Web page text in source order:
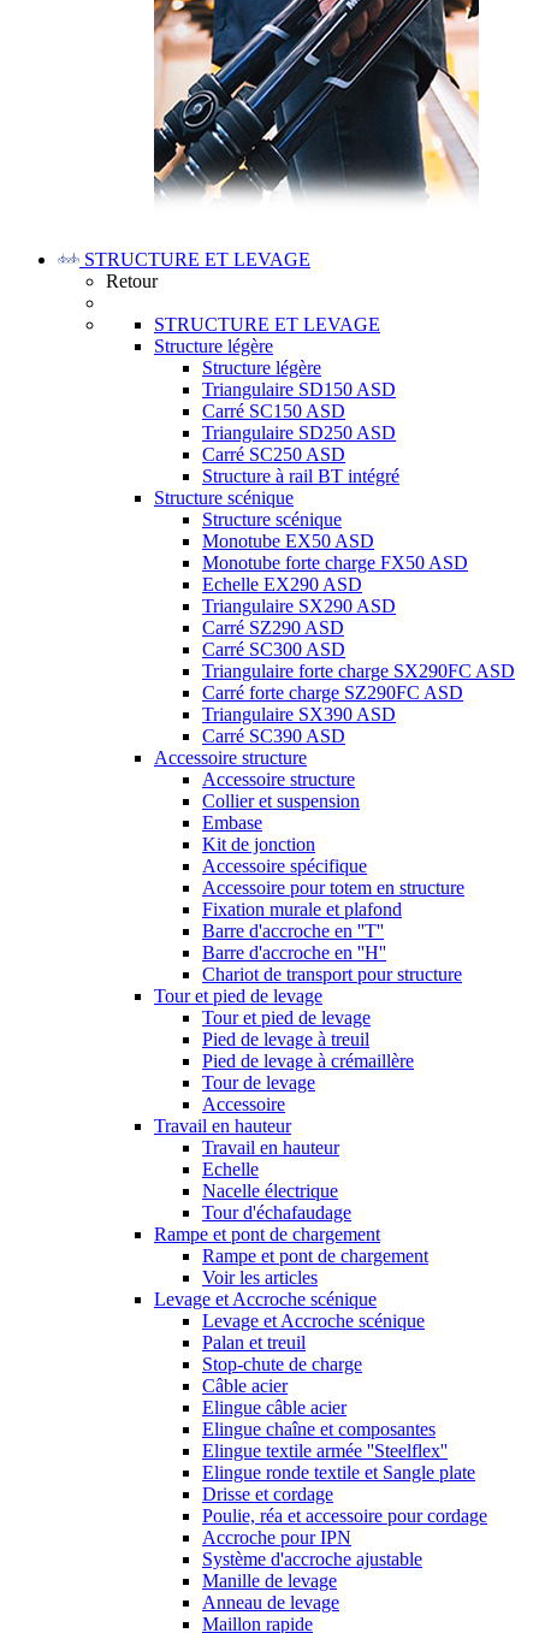
STRUCTURE ET LEVAGE
Retour
STRUCTURE ET LEVAGE
Structure légère
Structure légère
Triangulaire SD150 ASD
Carré SC150 ASD
Triangulaire SD250 ASD
Carré SC250 ASD
Structure à rail BT intégré
Structure scénique
Structure scénique
Monotube EX50 ASD
Monotube forte charge FX50 ASD
Echelle EX290 ASD
Triangulaire SX290 ASD
Carré SZ290 ASD
Carré SC300 ASD
Triangulaire forte charge SX290FC ASD
Carré forte charge SZ290FC ASD
Triangulaire SX390 ASD
Carré SC390 ASD
Accessoire structure
Accessoire structure
Collier et suspension
Embase
Kit de jonction
Accessoire spécifique
Accessoire pour totem en structure
Fixation murale et plafond
Barre d'accroche en ''T''
Barre d'accroche en ''H''
Chariot de transport pour structure
Tour et pied de levage
Tour et pied de levage
Pied de levage à treuil
Pied de levage à crémaillère
Tour de levage
Accessoire
Travail en hauteur
Travail en hauteur
Echelle
Nacelle électrique
Tour d'échafaudage
Rampe et pont de chargement
Rampe et pont de chargement
Voir les articles
Levage et Accroche scénique
Levage et Accroche scénique
Palan et treuil
Stop-chute de charge
Câble acier
Elingue câble acier
Elingue chaîne et composantes
Elingue textile armée ''Steelflex''
Elingue ronde textile et Sangle plate
Drisse et cordage
Poulie, réa et accessoire pour cordage
Accroche pour IPN
Système d'accroche ajustable
Manille de levage
Anneau de levage
Maillon rapide